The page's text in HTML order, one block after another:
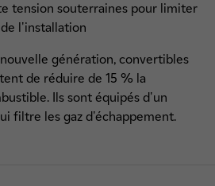
tension souterraines pour limiter
l'installation
génération, convertibles
de réduire de 15 % la
Ils sont équipés d'un
filtre les gaz d'échappement.